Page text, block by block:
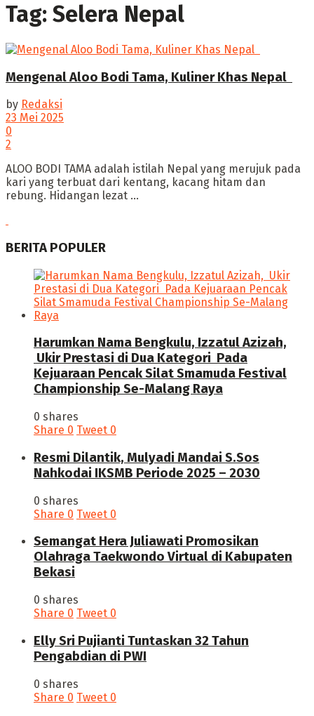
Tag: Selera Nepal
Mengenal Aloo Bodi Tama, Kuliner Khas Nepal ‎
by Redaksi
23 Mei 2025
0
2
ALOO BODI TAMA adalah istilah Nepal yang merujuk pada
kari yang terbuat dari kentang, kacang hitam dan
rebung. ‎Hidangan lezat ...
BERITA POPULER
Harumkan Nama Bengkulu, Izzatul Azizah,
Ukir Prestasi di Dua Kategori Pada
Kejuaraan Pencak Silat Smamuda Festival
Championship Se-Malang Raya
0 shares
Share 0 Tweet 0
Resmi Dilantik, Mulyadi Mandai S.Sos
Nahkodai IKSMB Periode 2025 – 2030
0 shares
Share 0 Tweet 0
Semangat Hera Juliawati Promosikan
Olahraga Taekwondo Virtual di Kabupaten
Bekasi
0 shares
Share 0 Tweet 0
Elly Sri Pujianti Tuntaskan 32 Tahun
Pengabdian di PWI
0 shares
Share 0 Tweet 0